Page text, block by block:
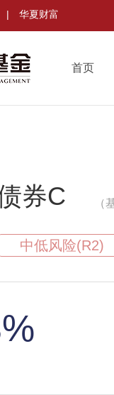
| 华夏财富
首页
券C （
中低风险(R2)
%